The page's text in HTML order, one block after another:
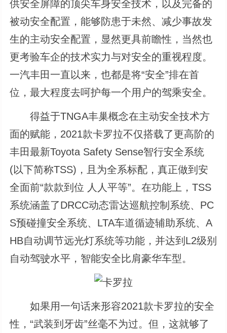
供安全屏障的顶尖车身安全技术，以及完备的
被动安全配置，能够防患于未然、减少事故发
生的主动安全配置，显然更具前瞻性，当然也
更考验车企的技术实力与对安全的重视程度。
一汽丰田一直以来，也都是将“安全”排在首
位，最大程度去呵护每一个用户的驾乘安全。
得益于TNGA丰巢概念在主动安全技术方
面的赋能，2021款卡罗拉不仅搭载了更高阶的
丰田最新Toyota Safety Sense智行安全系统
(以下简称TSS)，且为全系标配，真正做到安
全面前“款款到位 人人平等”。在功能上，TSS
系统涵盖了DRCC动态雷达巡航控制系统、PC
S预碰撞安全系统、LTA车道循迹辅助系统、A
HB自动调节远光灯系统等功能，并达到L2级别
自动驾驶水平，智能安全比肩豪华车型。
如果用一句话来形容2021款卡罗拉的安全
性，“武装到牙齿”丝毫不为过。但，这就够了